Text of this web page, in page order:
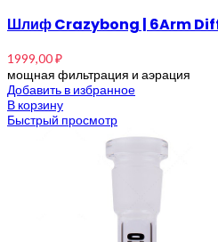
Шлиф Crazybong | 6Arm
1999,00₽
мощная фильтрация и аэрация
Добавить в избранное
В корзину
Быстрый просмотр